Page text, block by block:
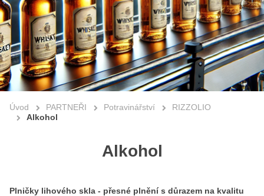
Úvod PARTNEŘI Potravinářství
RIZZOLIO
Alkohol
Alkohol
Plničky lihového skla - přesné plnění s důrazem na kvalitu